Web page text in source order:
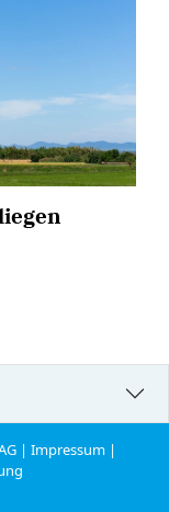
|Impressum |